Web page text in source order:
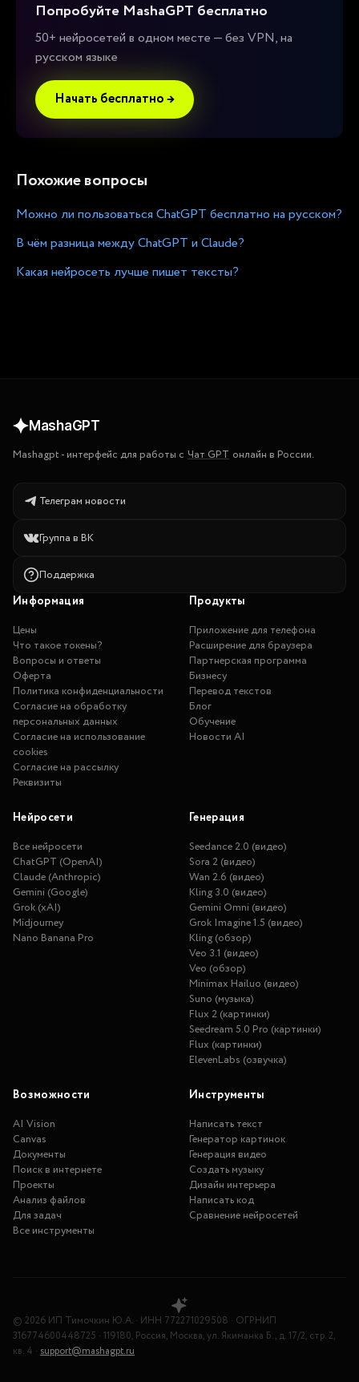
Попробуйте MashaGPT бесплатно
50+ нейросетей в одном месте — без VPN, на
русском языке
Начать бесплатно →
Похожие вопросы
Можно ли пользоваться ChatGPT бесплатно на русском?
В чём разница между ChatGPT и Claude?
Какая нейросеть лучше пишет тексты?
MashaGPT
Mashagpt - интерфейс для работы с Чат GPT онлайн в России.
Телеграм новости
Группа в ВК
Поддержка
Информация
Цены
Что такое токены?
Вопросы и ответы
Оферта
Политика конфиденциальности
Согласие на обработку
персональных данных
Согласие на использование
cookies
Согласие на рассылку
Реквизиты
Продукты
Приложение для телефона
Расширение для браузера
Партнерская программа
Бизнесу
Перевод текстов
Блог
Обучение
Новости AI
Нейросети
Все нейросети
ChatGPT (OpenAI)
Claude (Anthropic)
Gemini (Google)
Grok (xAI)
Midjourney
Nano Banana Pro
Генерация
Seedance 2.0 (видео)
Sora 2 (видео)
Wan 2.6 (видео)
Kling 3.0 (видео)
Gemini Omni (видео)
Grok Imagine 1.5 (видео)
Kling (обзор)
Veo 3.1 (видео)
Veo (обзор)
Minimax Hailuo (видео)
Suno (музыка)
Flux 2 (картинки)
Seedream 5.0 Pro (картинки)
Flux (картинки)
ElevenLabs (озвучка)
Возможности
AI Vision
Canvas
Документы
Поиск в интернете
Проекты
Анализ файлов
Для задач
Все инструменты
Инструменты
Написать текст
Генератор картинок
Генерация видео
Создать музыку
Дизайн интерьера
Написать код
Сравнение нейросетей
© 2026 ИП Тимочкин Ю.А. · ИНН 772271029508 · ОГРНИП
316774600448725 · 119180, Россия, Москва, ул. Якиманка Б., д. 17/2, стр. 2,
кв. 4 · support@mashagpt.ru